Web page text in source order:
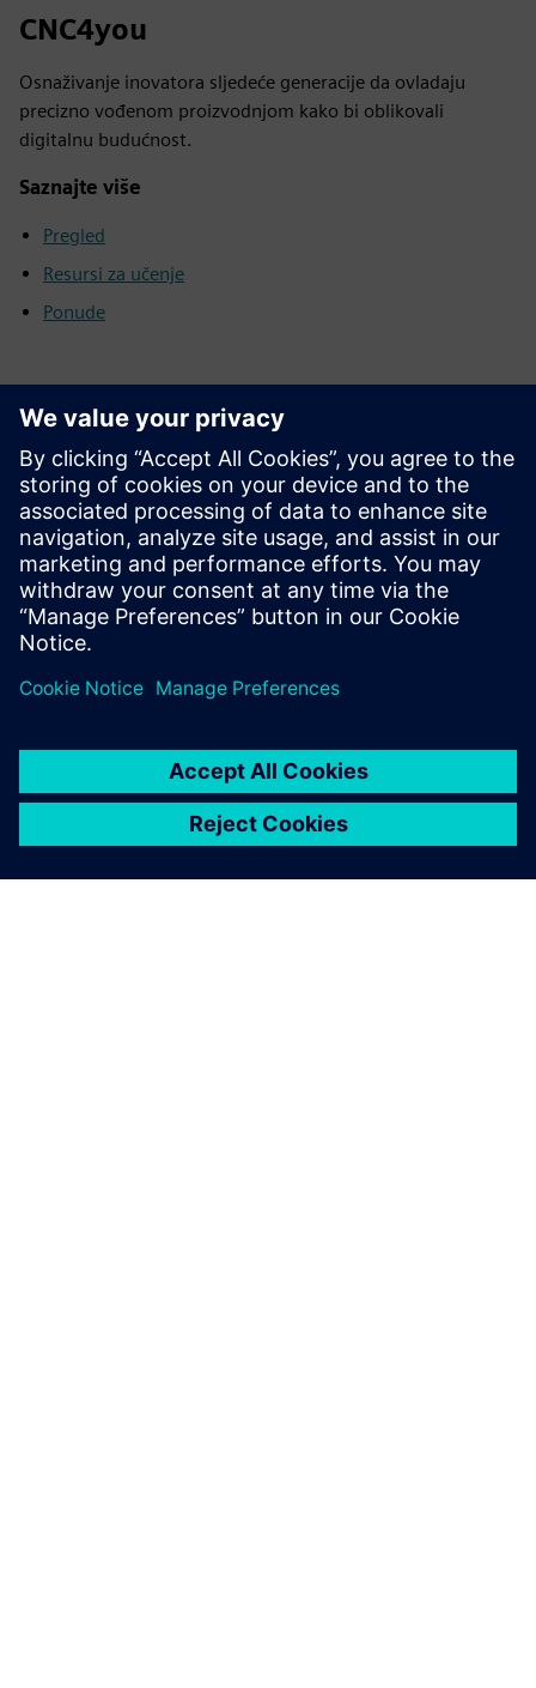
CNC4you
Osnaživanje inovatora sljedeće generacije da ovladaju
precizno vođenom proizvodnjom kako bi oblikovali
digitalnu budućnost.
Saznajte više
Pregled
Resursi za učenje
Ponude
SCE pretraživač podrške
Pošaljite nam svoje upite za podršku u vezi s
obrazovanjem, istraživanjem i razvojem.
Vaš zahtjev